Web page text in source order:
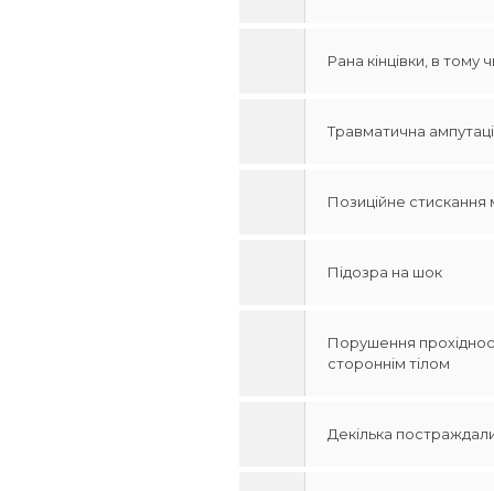
Рана кінцівки, в тому
Травматична
Позиційне стискання
Підозра на шок
Порушення
стороннім тілом
Декілька